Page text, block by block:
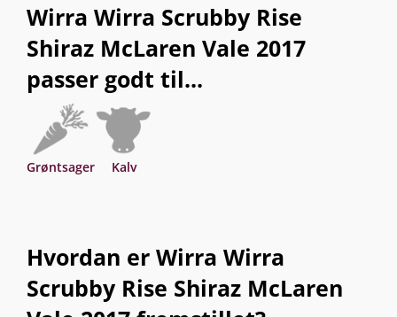
Wirra Wirra Scrubby Rise
Shiraz McLaren Vale 2017
passer godt til...
Grøntsager Kalv
Hvordan er Wirra Wirra
Scrubby Rise Shiraz McLaren